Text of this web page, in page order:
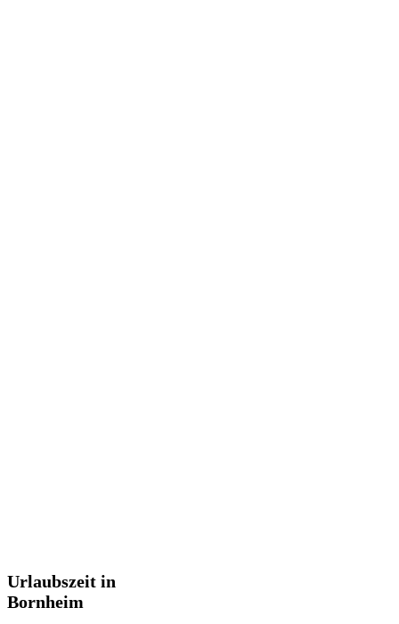
Urlaubszeit
in
Bornheim
Urlaubszeit in
Bornheim